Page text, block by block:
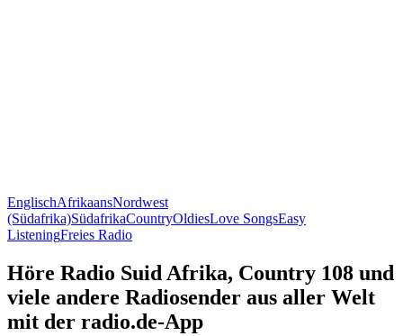
EnglischAfrikaansNordwest
(Südafrika)SüdafrikaCountryOldiesLove SongsEasy
ListeningFreies Radio
Höre Radio Suid Afrika, Country 108 und
viele andere Radiosender aus aller Welt
mit der radio.de-App